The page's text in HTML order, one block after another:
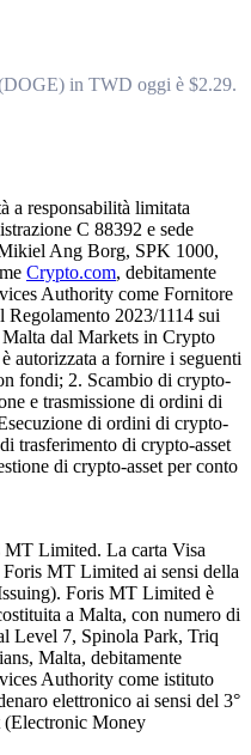
in TWD oggi è $2.29.
a responsabilità limitata
C 88392 e sede
Ang Borg, SPK 1000,
Crypto.com, debitamente
Authority come Fornitore
2023/1114 sui
dal Markets in Crypto
a fornire i seguenti
fondi; 2. Scambio di crypto-
e trasmissione di ordini di
di ordini di crypto-
trasferimento di crypto-asset
di crypto-asset per conto
Limited. La carta Visa
Foris MT Limited ai sensi della
Foris MT Limited è
a Malta, con numero di
Level 7, Spinola Park, Triq
Malta, debitamente
Authority come istituto
elettronico ai sensi del 3°
Money